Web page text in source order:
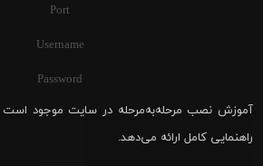
Port
Username
Password
آموزش نصب مرحله‌به‌مرحله در سایت موجود است
راهنمایی کامل ارائه می‌دهد.